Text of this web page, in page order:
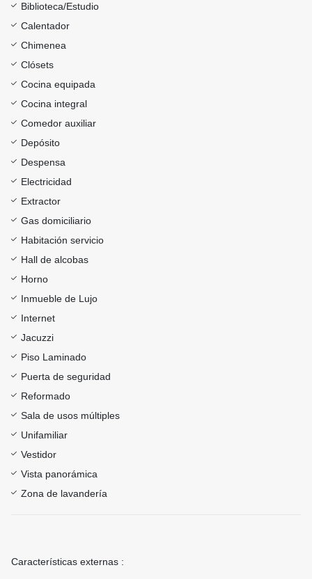
Biblioteca/Estudio
Calentador
Chimenea
Clósets
Cocina equipada
Cocina integral
Comedor auxiliar
Depósito
Despensa
Electricidad
Extractor
Gas domiciliario
Habitación servicio
Hall de alcobas
Horno
Inmueble de Lujo
Internet
Jacuzzi
Piso Laminado
Puerta de seguridad
Reformado
Sala de usos múltiples
Unifamiliar
Vestidor
Vista panorámica
Zona de lavandería
Características externas :